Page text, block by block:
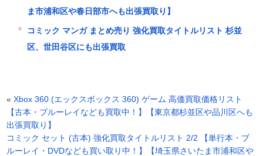
ま市浦和区や春日部市へも出張買取り】
コミック マンガ まとめ売り 強化買取タイトルリスト 杉並
区、世田谷区にも出張買取
«Xbox 360 (エックスボックス 360) ゲーム 高価買取価格リスト
【古本・ブルーレイなども買取中！】【東京都杉並区や品川区へも
出張買取り】
コミック セット (古本) 強化買取タイトルリスト 2/2 【単行本・ブ
ルーレイ・DVDなども買い取り中！】【埼玉県さいたま市浦和区や